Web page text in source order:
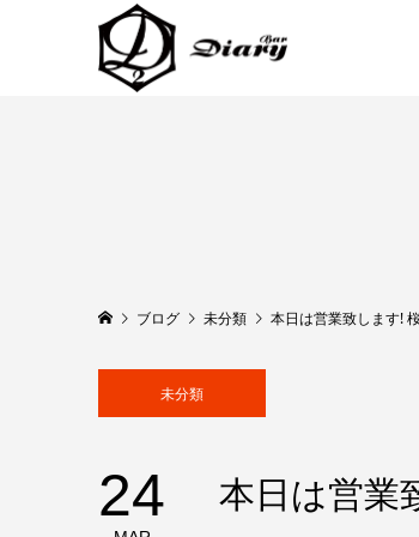
ブログ 未分類 本日は営業致します!
未分類
24 本日は営業